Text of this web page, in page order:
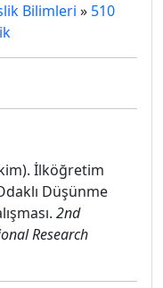
Bilimleri » 510
İlköğretim
Düşünme
2nd
Research